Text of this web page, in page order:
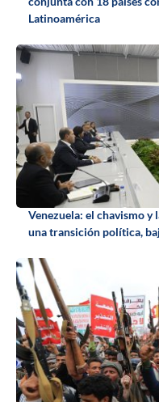
Latinoamérica
Venezuela: el chavismo
una transición política,